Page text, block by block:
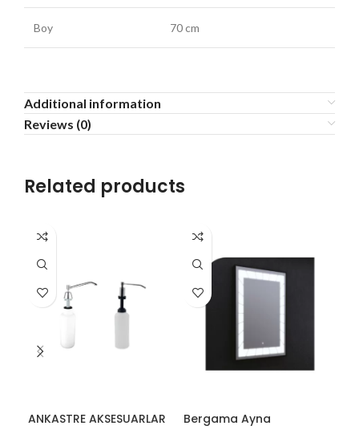
Boy 70 cm
Additional information
Reviews (0)
Related products
ANKASTRE AKSESUARLAR Bergama Ayna